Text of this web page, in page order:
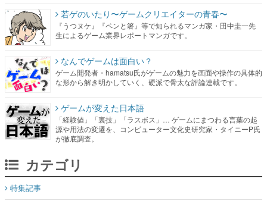
若ゲのいたり〜ゲームクリエイターの青春〜
『うつヌケ』『ペンと箸』等で知られるマンガ家・田中圭一先
生によるゲーム業界レポートマンガです。
なんでゲームは面白い？
ゲーム開発者・hamatsu氏がゲームの魅力を画面や操作の具体的
な形から解き明かしていく、硬派で骨太な評論連載です。
ゲームが変えた日本語
「経験値」「裏技」「ラスボス」… ゲームにまつわる言葉の起
源や用法の変遷を、コンピューター文化史研究家・タイニーP氏
が徹底調査。
カテゴリ
特集記事